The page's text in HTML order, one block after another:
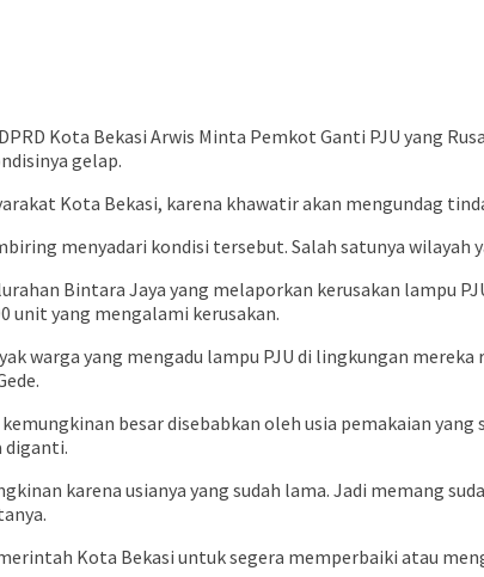
Kota Bekasi Arwis Minta Pemkot Ganti PJU yang
gelap.
Kota Bekasi, karena khawatir akan mengundag
menyadari kondisi tersebut. Salah satunya
Bintara Jaya yang melaporkan kerusakan lampu
unit yang mengalami kerusakan.
warga yang mengadu lampu PJU di lingkungan
besar disebabkan oleh usia pemakaian yang
diganti.
karena usianya yang sudah lama. Jadi memang
Kota Bekasi untuk segera memperbaiki atau